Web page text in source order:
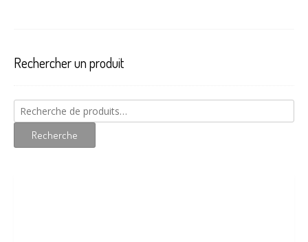
la
Rechercher un produit
Recherche
pour :
Recherche